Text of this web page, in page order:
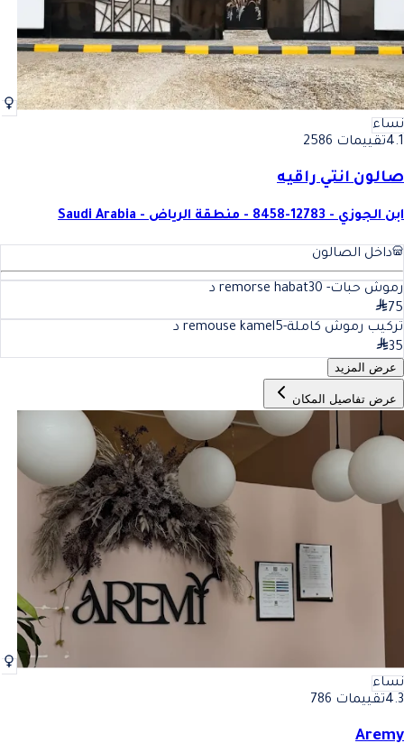
نساء
4.1تقييمات 2586
صالون انتي راقيه
ابن الجوزي - 12783-8458 - منطقة الرياض - Saudi Arabia
داخل الصالون
رموش حبات- remorse habat 30
د
75
تركيب رموش كاملة-remouse kamel5
د
35
عرض المزيد
عرض تفاصيل المكان
نساء
4.3تقييمات 786
Aremy